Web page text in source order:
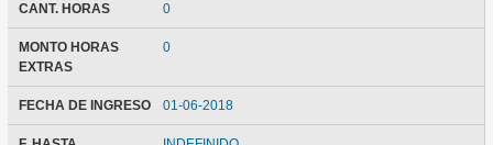
CANT. HORAS 0
MONTO HORAS
EXTRAS
0
FECHA DE INGRESO 01-06-2018